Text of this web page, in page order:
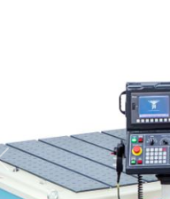
Previous